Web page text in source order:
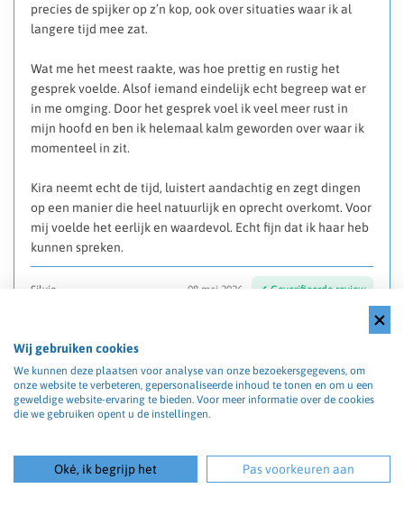
precies de spijker op z’n kop, ook over situaties waar ik al
langere tijd mee zat.
Wat me het meest raakte, was hoe prettig en rustig het
gesprek voelde. Alsof iemand eindelijk echt begreep wat er
in me omging. Door het gesprek voel ik veel meer rust in
mijn hoofd en ben ik helemaal kalm geworden over waar ik
momenteel in zit.
Kira neemt echt de tijd, luistert aandachtig en zegt dingen
op een manier die heel natuurlijk en oprecht overkomt. Voor
mij voelde het eerlijk en waardevol. Echt fijn dat ik haar heb
kunnen spreken.
Silvie 08 mei 2026
Marcha
Goed medium
Anoniem 08 mei 2026
Wij gebruiken cookies
We kunnen deze plaatsen voor analyse van onze bezoekersgegevens, om
onze website te verbeteren, gepersonaliseerde inhoud te tonen en om u een
geweldige website-ervaring te bieden. Voor meer informatie over de cookies
die we gebruiken opent u de instellingen.
Oké, ik begrijp het Pas voorkeuren aan